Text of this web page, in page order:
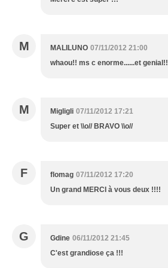
M MALILUNO 07/11/2012 21:00
whaou!! ms c enorme......et genial!!
M Migligli 07/11/2012 17:21
Super et \\o// BRAVO \\o//
F flomag 07/11/2012 17:20
Un grand MERCI à vous deux !!!!
G Gdine 06/11/2012 21:45
C'est grandiose ça !!!